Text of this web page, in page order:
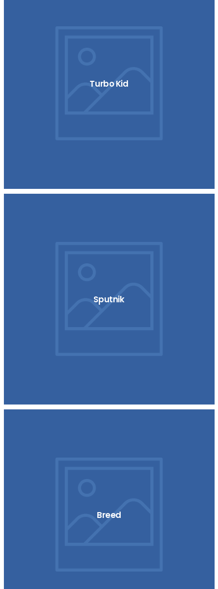
Turbo Kid
Sputnik
Breed